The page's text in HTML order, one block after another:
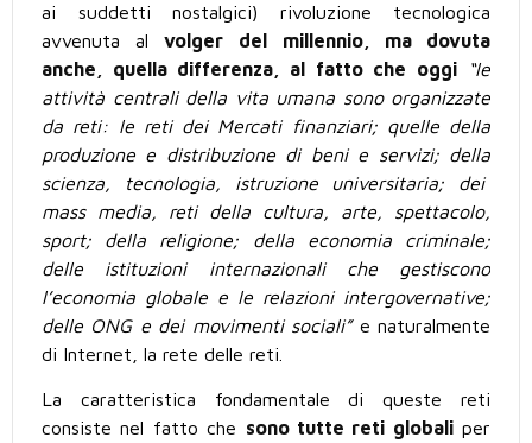
ai suddetti nostalgici) rivoluzione tecnologica
avvenuta alvolger del
millennio, ma dovuta
anche, quella differenza, al fatto che
oggi“le
attività centrali della vita umana sono organizzate
da reti: le reti dei Mercati finanziari; quelle della
produzione e distribuzione di beni e servizi; della
scienza, tecnologia, istruzione universitaria; dei
mass media, reti della cultura, arte, spettacolo,
sport; della religione; della economia criminale;
delle istituzioni internazionali che gestiscono
l’economia globale e le relazioni intergovernative;
delle ONG e dei movimenti sociali”e naturalmente
di Internet, la rete delle reti.
La caratteristica fondamentale di queste reti
consiste nel fatto che sono tutte reti globaliper